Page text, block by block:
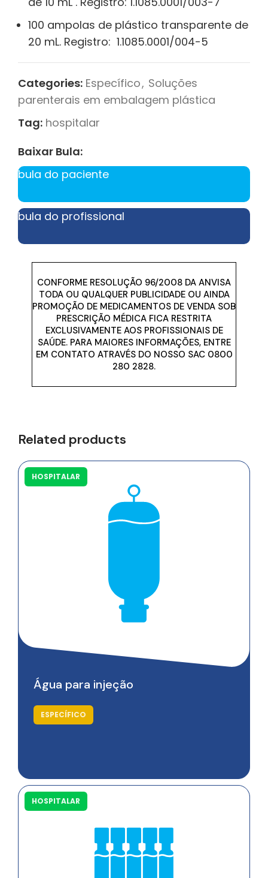
100 ampolas de plástico transparente de
20 mL. Registro: 1.1085.0001/004-5
Categories: Específico, Soluções
parenterais em embalagem plástica
Tag: hospitalar
Baixar Bula:
bula do paciente
bula do profissional
CONFORME RESOLUÇÃO 96/2008 DA ANVISA
TODA OU QUALQUER PUBLICIDADE OU AINDA
PROMOÇÃO DE MEDICAMENTOS DE VENDA SOB
PRESCRIÇÃO MÉDICA FICA RESTRITA
EXCLUSIVAMENTE AOS PROFISSIONAIS DE
SAÚDE. PARA MAIORES INFORMAÇÕES, ENTRE
EM CONTATO ATRAVÉS DO NOSSO SAC 0800
280 2828.
Related products
HOSPITALAR
Água para injeção
ESPECÍFICO
HOSPITALAR